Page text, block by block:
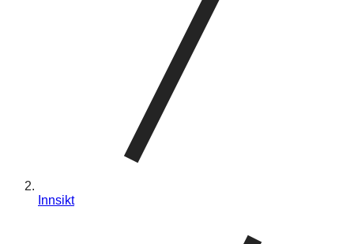
Innsikt